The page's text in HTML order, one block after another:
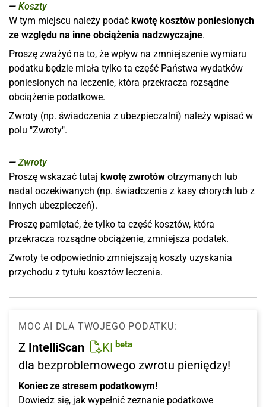
Koszty
W tym miejscu należy podać kwotę kosztów poniesionych
ze względu na inne obciążenia nadzwyczajne.
Proszę zważyć na to, że wpływ na zmniejszenie wymiaru
podatku będzie miała tylko ta część Państwa wydatków
poniesionych na leczenie, która przekracza rozsądne
obciążenie podatkowe.
Zwroty (np. świadczenia z ubezpieczalni) należy wpisać w
polu "Zwroty".
Zwroty
Proszę wskazać tutaj kwotę zwrotów otrzymanych lub
nadal oczekiwanych (np. świadczenia z kasy chorych lub z
innych ubezpieczeń).
Proszę pamiętać, że tylko ta część kosztów, która
przekracza rozsądne obciążenie, zmniejsza podatek.
Zwroty te odpowiednio zmniejszają koszty uzyskania
przychodu z tytułu kosztów leczenia.
MOC AI DLA TWOJEGO PODATKU:
Z IntelliScan KI beta
dla bezproblemowego zwrotu pieniędzy!
Koniec ze stresem podatkowym!
Dowiedz się, jak wypełnić zeznanie podatkowe